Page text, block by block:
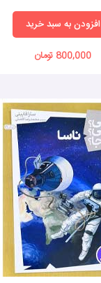
افزودن به سبد خرید
800,000 تومان